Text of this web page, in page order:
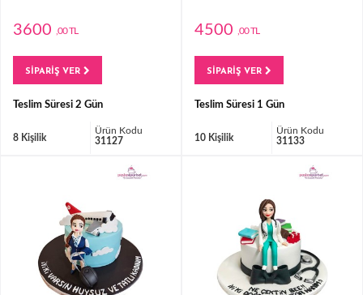
3600 ,00 TL
SİPARİŞ VER
Teslim Süresi 2 Gün
8 Kişilik
Ürün Kodu
31127
4500 ,00 TL
SİPARİŞ VER
Teslim Süresi 1 Gün
10 Kişilik
Ürün Kodu
31133